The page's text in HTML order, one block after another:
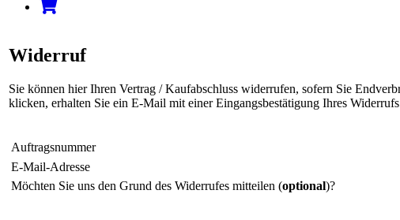
Widerruf
Sie können hier Ihren Vertrag / Kaufabschluss widerrufen, sofern Sie
klicken, erhalten Sie ein E-Mail mit einer Eingangsbestätigung Ihres
Auftragsnummer
E-Mail-Adresse
Möchten Sie uns den Grund des Widerrufes mitteilen (optional)?